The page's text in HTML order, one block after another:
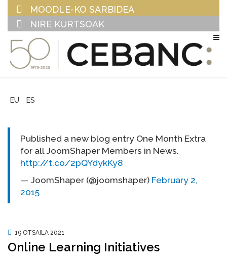
MOODLE-KO SARBIDEA
NIRE KURTSOAK
EU ES
Published a new blog entry One Month Extra
for all JoomShaper Members in News.
http://t.co/2pQYdykKy8
— JoomShaper (@joomshaper) February 2,
2015
19 OTSAILA 2021
Online Learning Initiatives